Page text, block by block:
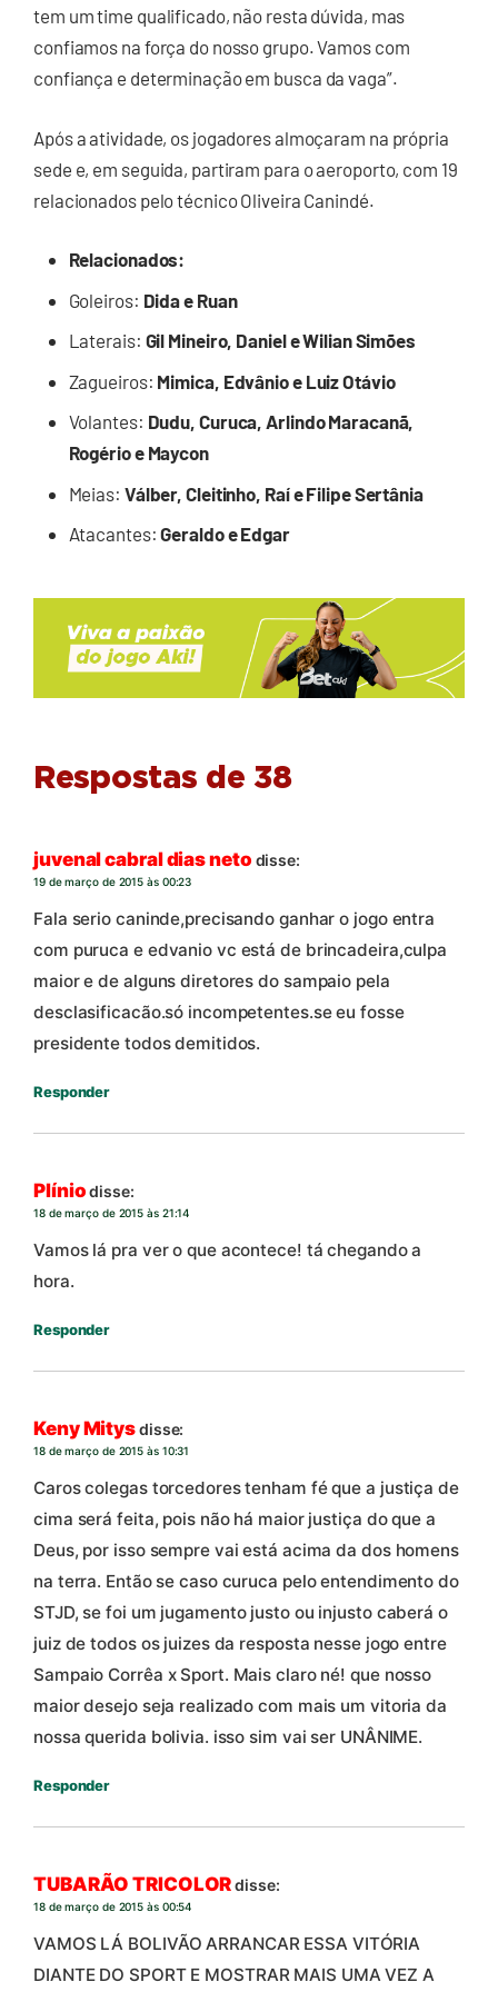
tem um time qualificado, não resta dúvida, mas
confiamos na força do nosso grupo. Vamos com
confiança e determinação em busca da vaga”.
Após a atividade, os jogadores almoçaram na própria
sede e, em seguida, partiram para o aeroporto, com 19
relacionados pelo técnico Oliveira Canindé.
Relacionados:
Goleiros: Dida e Ruan
Laterais: Gil Mineiro, Daniel e Wilian Simões
Zagueiros: Mimica, Edvânio e Luiz Otávio
Volantes: Dudu, Curuca, Arlindo Maracanã,
Rogério e Maycon
Meias: Válber, Cleitinho, Raí e Filipe Sertânia
Atacantes:Geraldo e Edgar
Respostas de 38
juvenal cabral dias neto disse:
19 de março de 2015 às 00:23
Fala serio caninde,precisando ganhar o jogo entra
com puruca e edvanio vc está de brincadeira,culpa
maior e de alguns diretores do sampaio pela
desclasificacão.só incompetentes.se eu fosse
presidente todos demitidos.
Responder
Plíniodisse:
18 de março de 2015 às 21:14
Vamos lá pra ver o que acontece! tá chegando a
hora.
Responder
Keny Mitysdisse:
18 de março de 2015 às 10:31
Caros colegas torcedores tenham fé que a justiça de
cima será feita, pois não há maior justiça do que a
Deus, por isso sempre vai está acima da dos homens
na terra. Então se caso curuca pelo entendimento do
STJD, se foi um jugamento justo ou injusto caberá o
juiz de todos os juizes da resposta nesse jogo entre
Sampaio Corrêa x Sport. Mais claro né! que nosso
maior desejo seja realizado com mais um vitoria da
nossa querida bolivia. isso sim vai ser UNÂNIME.
Responder
TUBARÃO TRICOLORdisse:
18 de março de 2015 às 00:54
VAMOS LÁ BOLIVÃO ARRANCAR ESSA VITÓRIA
DIANTE DO SPORT E MOSTRAR MAIS UMA VEZ A